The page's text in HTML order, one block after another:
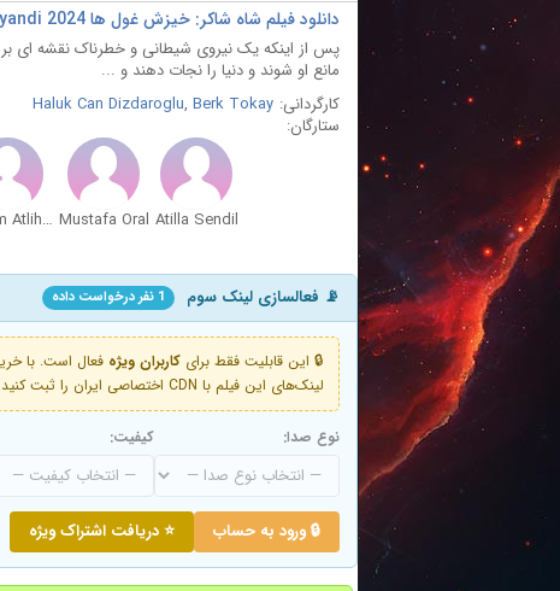
دانلود فیلم شاه شاکر: خیزش غول ها Kral Sakir: Devler Uyandi 2024 با دوبله فارسی
پس از اینکه یک نیروی شیطانی و خطرناک نقشه ای
مانع او شوند و دنیا را نجات دهند و ...
کارگردانی:
Haluk Can Dizdaroglu, Berk Tokay
ستارگان:
Atilla Sendil
Mustafa Oral
Didem Atlihan
📡 فعالسازی لینک سوم 1 نفر درخواست داده
🔒 این قابلیت فقط برای کاربران ویژه
لینک‌های این فیلم با CDN اختصاصی ایران را ثبت کنید و دقایقی بعد به لینک سوم آن دسترسی خواهید داشت
نوع صدا: کیفیت:
🔒 ورود به حساب ⭐ دریافت اشتراک ویژه